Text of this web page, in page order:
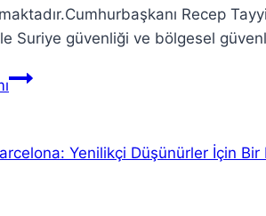
Recep
Suriye güvenliği ve bölgesel
Türkiye-
Erdoğan